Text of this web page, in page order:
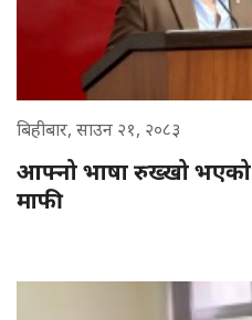
बिहीबार, साउन २१, २०८३
आफ्नो भाषा रुख्खो भएको
माफी